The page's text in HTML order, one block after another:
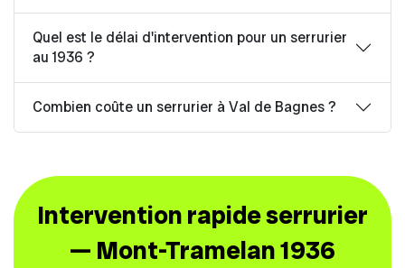
Quel est le délai d'intervention pour un serrurier
au 1936 ?
Combien coûte un serrurier à Val de Bagnes ?
Intervention rapide serrurier
— Mont-Tramelan 1936